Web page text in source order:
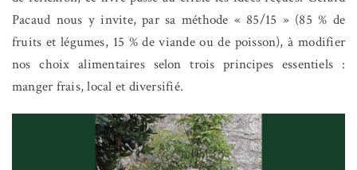
Pacaud nous y invite, par sa méthode « 85/15 » (85 % de
fruits et légumes, 15 % de viande ou de poisson), à modifier
nos choix alimentaires selon trois principes essentiels :
manger frais, local et diversifié.